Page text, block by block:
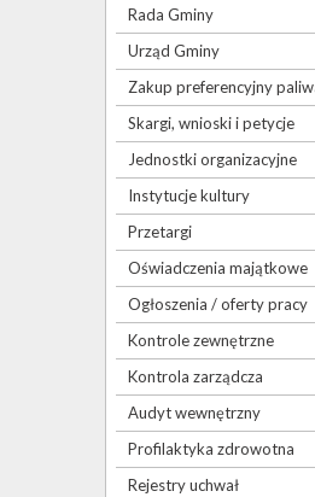
Rada Gminy
Urząd Gminy
Zakup preferencyjny
Skargi, wnioski i petycje
Jednostki organizacyjne
Instytucje kultury
Przetargi
Oświadczenia majątkowe
Ogłoszenia / oferty pracy
Kontrole zewnętrzne
Kontrola zarządcza
Audyt wewnętrzny
Profilaktyka zdrowotna
Rejestry uchwał